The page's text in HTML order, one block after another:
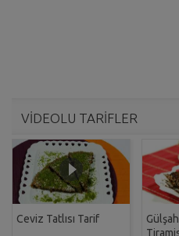
VİDEOLU TARİFLER
Ceviz Tatlısı Tarif